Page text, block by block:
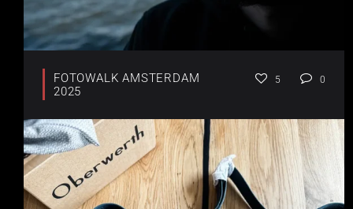
FOTOWALK AMSTERDAM
2025
5 0